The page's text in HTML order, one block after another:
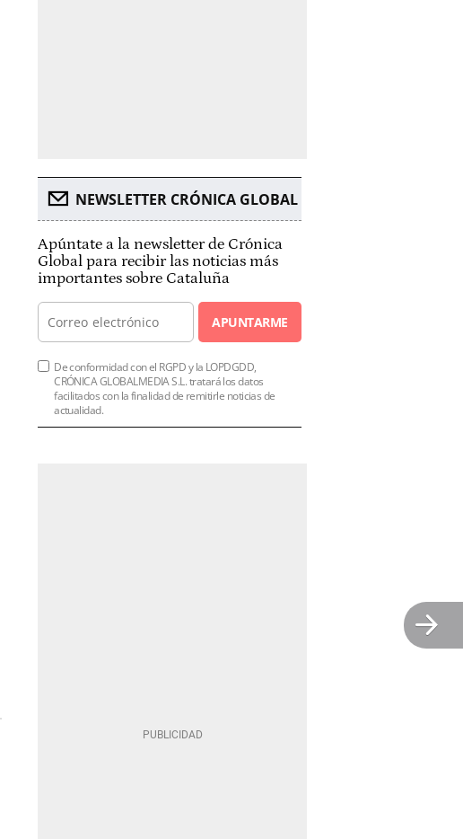
NEWSLETTER CRÓNICA GLOBAL
Apúntate a la newsletter de Crónica
Global para recibir las noticias más
importantes sobre Cataluña
APUNTARME
De conformidad con el RGPD y la LOPDGDD,
CRÓNICA GLOBALMEDIA S.L. tratará los datos
facilitados con la finalidad de remitirle noticias de
actualidad.